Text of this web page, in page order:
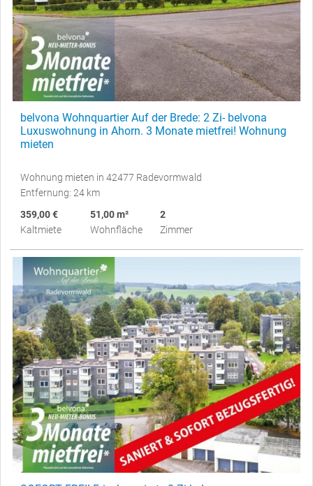
belvona Wohnquartier Auf der Brede: 2 Zi- belvona
Luxuswohnung in Ahorn. 3 Monate mietfrei! Wohnung
mieten
Wohnung mieten in 42477 Radevormwald
Entfernung: 24 km
359,00 €
Kaltmiete
51,00 m²
Wohnfläche
2
Zimmer